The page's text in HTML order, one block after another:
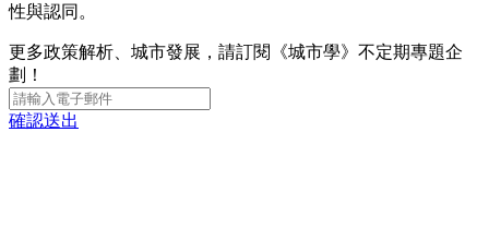
性與認同。
更多政策解析、城市發展，請訂閱《城市學》不定期專題企
劃！
確認送出